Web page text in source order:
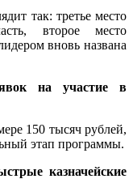
так: третье место
второе место
вновь названа
на участие в
150 тысяч рублей,
этап программы.
казначейские